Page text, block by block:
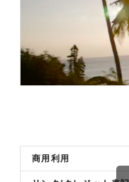
商用利用